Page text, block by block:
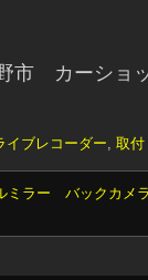
市 カーショッ
イブレコーダー, 取付
ラー バックカメラ